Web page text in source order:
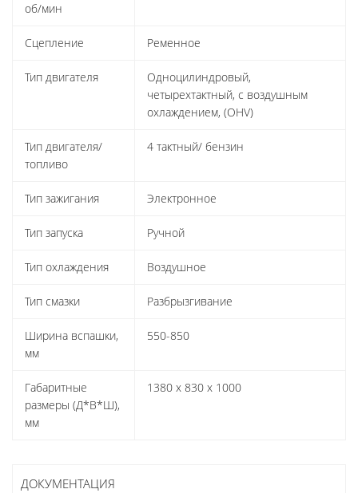
об/мин
Сцепление Ременное
Тип двигателя
Одноцилиндровый,
четырехтактный, с воздушным
охлаждением, (OHV)
Тип двигателя/
топливо
4 тактный/ бензин
Тип зажигания Электронное
Тип запуска Ручной
Тип охлаждения Воздушное
Тип смазки Разбрызгивание
Ширина вспашки,
мм
550-850
Габаритные
размеры (Д*В*Ш),
мм
1380 х 830 х 1000
ДОКУМЕНТАЦИЯ